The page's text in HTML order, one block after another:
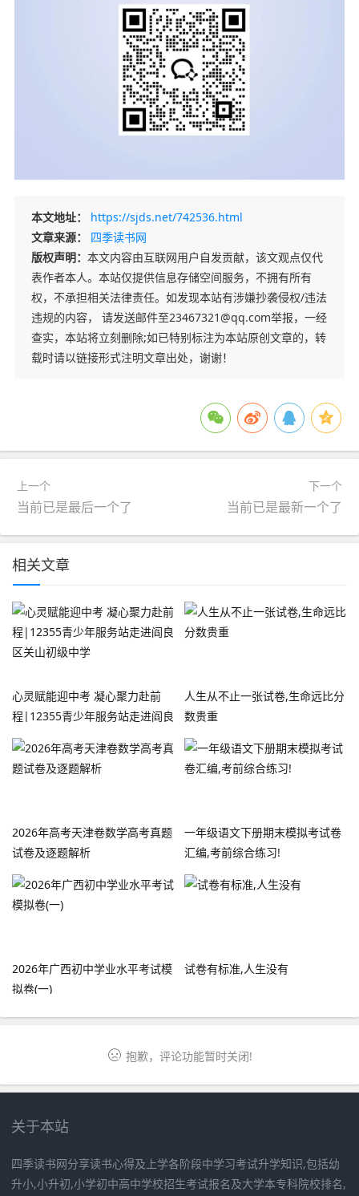
本文地址：
https://sjds.net/742536.html
文章来源：
四季读书网
版权声明： 本文内容由互联网用户自发贡献，该文观点仅代
表作者本人。本站仅提供信息存储空间服务，不拥有所有
权，不承担相关法律责任。如发现本站有涉嫌抄袭侵权/违法
违规的内容， 请发送邮件至23467321@qq.com举报，一经
查实，本站将立刻删除;如已特别标注为本站原创文章的，转
载时请以链接形式注明文章出处，谢谢！
上一个
当前已是最后一个了
下一个
当前已是最新一个了
相关文章
心灵赋能迎中考 凝心聚力赴前
程|12355青少年服务站走进阎良
区关山初级中学
人生从不止一张试卷,生命远比分
数贵重
2026年高考天津卷数学高考真题
试卷及逐题解析
一年级语文下册期末模拟考试卷
汇编,考前综合练习!
2026年广西初中学业水平考试模
拟卷(一)
试卷有标准,人生没有
抱歉，评论功能暂时关闭!
关于本站
四季读书网分享读书心得及上学各阶段中学习考试升学知识,包括幼
升小,小升初,小学初中高中学校招生考试报名及大学本专科院校排名,